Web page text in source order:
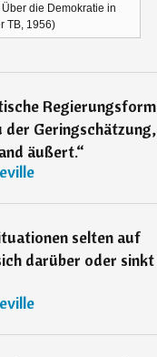
die Demokratie in
TB, 1956)
Regierungsform
Geringschätzung,
äußert.“
selten auf
darüber oder sinkt